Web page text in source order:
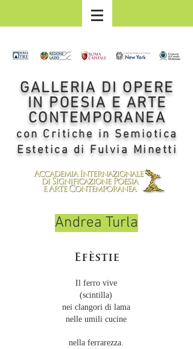
GALLERIA DI OPERE
IN POESIA E ARTE
CONTEMPORANEA
con Critiche in Semiotica
Estetica di Fulvia Minetti
Andrea Turla
Efèstie
Il ferro vive
(scintilla)
nei clangori di lama
nelle umili cucine
nella ferrarezza.